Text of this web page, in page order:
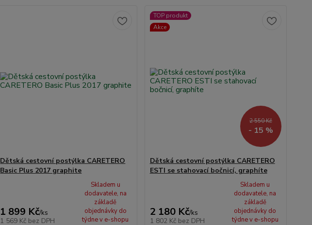
Dětská cestovní postýlka CARETERO
Basic Plus 2017 graphite
1 899 Kč/ks
1 569 Kč bez DPH
Skladem u
dodavatele, na
základě
objednávky do
týdne v e-shopu
TOP produkt
Akce
2 550 Kč
- 15 %
Dětská cestovní postýlka CARETERO
ESTI se stahovací bočnicí, graphíte
2 180 Kč/ks
1 802 Kč bez DPH
Skladem u
dodavatele, na
základě
objednávky do
týdne v e-shopu